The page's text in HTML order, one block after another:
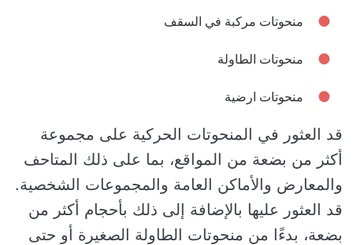
منحوتات مركبة في السقف
منحوتات الطاولة
منحوتات ارضية
قد العثور في المنحوتات الحركية على مجموعة
أكثر من بضعة من المواقع، بما على ذلك المتاحف
والمعارض والأماكن العامة والمجموعات الشخصية.
قد العثور عليها بالإضافة إلى ذلك بأحجام أكثر من
بضعة، بدءًا من منحوتات الطاولة الصغيرة أو حتى